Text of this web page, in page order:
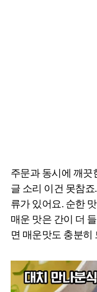
주문과 동시에 깨끗
글 소리 이건 못참
류가 있어요. 순한
매운 맛은 간이 더
면 매운맛도 충분히